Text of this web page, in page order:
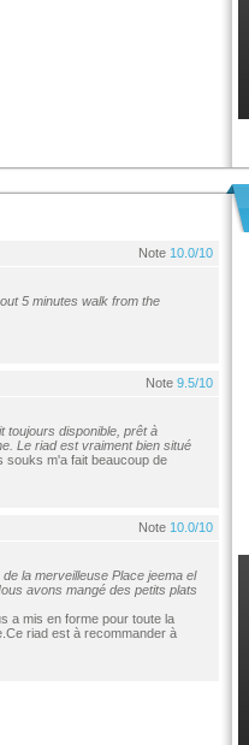
Note 10.0/10
5 minutes walk from the
Note 9.5/10
toujours disponible, prêt à
Le riad est vraiment bien situé
souks m'a fait beaucoup de
Note 10.0/10
la merveilleuse Place jeema el
avons mangé des petits plats
a mis en forme pour toute la
riad est à recommander à